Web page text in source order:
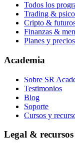
Todos los
Trading &
Cripto &
Finanzas &
Planes y precios
Academia
Sobre SR
Testimonios
Blog
Soporte
Cursos y
Legal & recursos